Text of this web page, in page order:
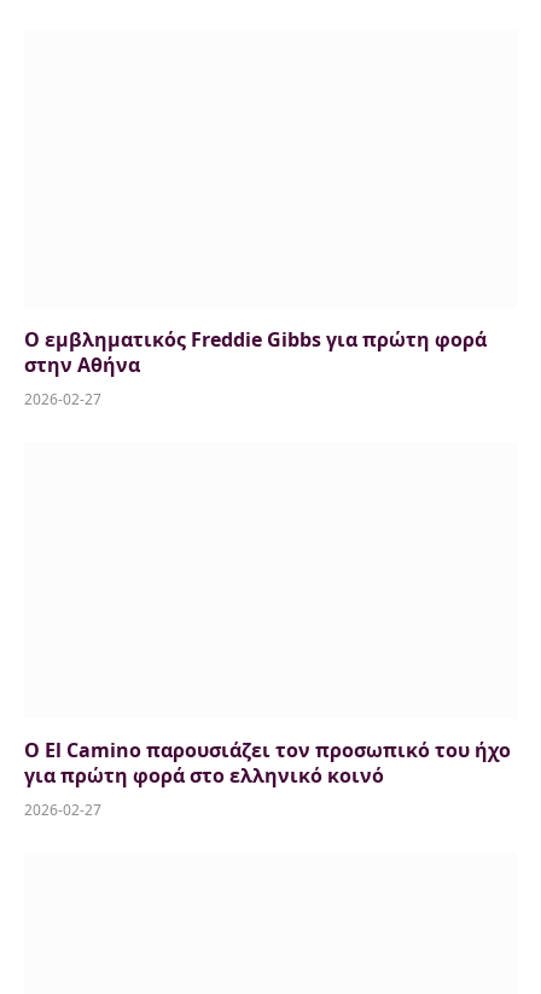
Ο εμβληματικός Freddie Gibbs για πρώτη φορά
στην Αθήνα
2026-02-27
Ο El Camino παρουσιάζει τον προσωπικό του ήχο
για πρώτη φορά στο ελληνικό κοινό
2026-02-27